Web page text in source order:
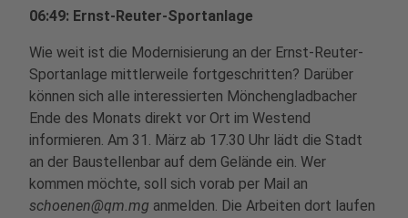
06:49: Ernst-Reuter-Sportanlage
Wie weit ist die Modernisierung an der Ernst-Reuter-
Sportanlage mittlerweile fortgeschritten? Darüber
können sich alle interessierten Mönchengladbacher
Ende des Monats direkt vor Ort im Westend
informieren. Am 31. März ab 17.30 Uhr lädt die Stadt
an der Baustellenbar auf dem Gelände ein. Wer
kommen möchte, soll sich vorab per Mail an
schoenen@qm.mg anmelden. Die Arbeiten dort laufen